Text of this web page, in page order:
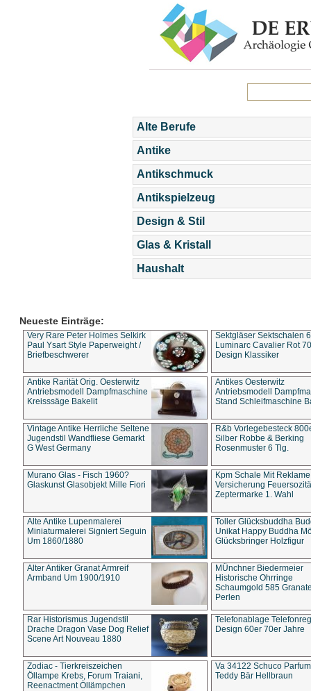
Alte Berufe
Antike
Antikschmuck
Antikspielzeug
Design & Stil
Glas & Kristall
Haushalt
Neueste Einträge:
Very Rare Peter Holmes Selkirk
Paul Ysart Style Paperweight /
Briefbeschwerer
Sektgläser Sektschalen
Luminarc Cavalier Rot
Design Klassiker
Antike Rarität Orig. Oesterwitz
Antriebsmodell Dampfmaschine
Kreisssäge Bakelit
Antikes Oesterwitz
Antriebsmodell
Stand Schleifmaschine
Vintage Antike Herrliche Seltene
Jugendstil Wandfliese Gemarkt
G West Germany
R&b Vorlegebesteck
Silber Robbe & Berking
Rosenmuster 6 Tlg.
Murano Glas - Fisch 1960?
Glaskunst Glasobjekt Mille Fiori
Kpm Schale Mit Reklame
Versicherung
Zeptermarke 1. Wahl
Alte Antike Lupenmalerei
Miniaturmalerei Signiert Seguin
Um 1860/1880
Toller Glücksbuddha
Unikat Happy Buddha
Glücksbringer Holzfigur
Alter Antiker Granat Armreif
Armband Um 1900/1910
MÜnchner Biedermeier
Historische Ohrringe
Schaumgold 585
Perlen
Rar Historismus Jugendstil
Drache Dragon Vase Dog Relief
Scene Art Nouveau 1880
Telefonablage
Design 60er 70er Jahre
Zodiac - Tierkreiszeichen
Öllampe Krebs, Forum Traiani,
Reenactment Öllämpchen
Va 34122 Schuco
Teddy Bär Hellbraun